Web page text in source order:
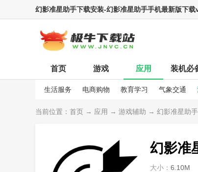
幻影准星助手下载安装-幻影准星助手手机最新版下载
首页 游戏 应用 装机必
生活服务 电商购物 教育学习 气象交通
娱乐资讯
当前位置： 首页 → 应用 → 游戏辅助 → 幻影准星助
幻影准
大小： 6.10M